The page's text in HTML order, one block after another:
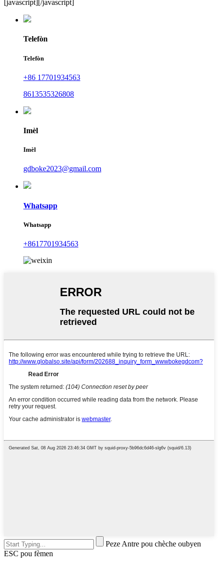
[javascript] [/javascript]
Telefòn
Telefòn
+86 17701934563
8613535326808
Imèl
Imèl
gdboke2023@gmail.com
Whatsapp
Whatsapp
+8617701934563
Peze Antre pou chèche oubyen
ESC pou fèmen